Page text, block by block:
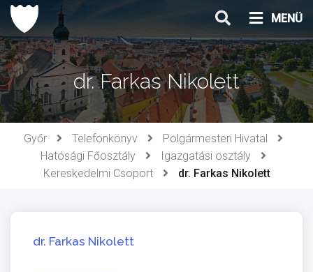
Ugrás
tartalomhoz
MENÜ
dr. Farkas Nikolett
Győr Telefonkönyv
Polgármesteri Hivatal
Hatósági Főosztály
Igazgatási osztály
Kereskedelmi Csoport
dr. Farkas Nikolett
dr. Farkas Nikolett